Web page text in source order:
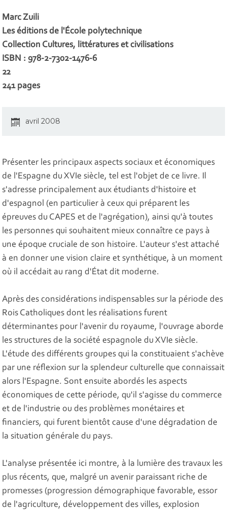
Marc Zuili
Les éditions de l'École polytechnique
Collection Cultures, littératures et civilisations
ISBN : 978-2-7302-1476-6
22 
241 pages
avril 2008
Présenter les principaux aspects sociaux et économiques
de l'Espagne du XVIe siècle, tel est l'objet de ce livre. Il
s'adresse principalement aux étudiants d'histoire et
d'espagnol (en particulier à ceux qui préparent les
épreuves du CAPES et de l'agrégation), ainsi qu'à toutes
les personnes qui souhaitent mieux connaître ce pays à
une époque cruciale de son histoire. L'auteur s'est attaché
à en donner une vision claire et synthétique, à un moment
où il accédait au rang d'État dit moderne.
Après des considérations indispensables sur la période des
Rois Catholiques dont les réalisations furent
déterminantes pour l'avenir du royaume, l'ouvrage aborde
les structures de la société espagnole du XVIe siècle.
L'étude des différents groupes qui la constituaient s'achève
par une réflexion sur la splendeur culturelle que connaissait
alors l'Espagne. Sont ensuite abordés les aspects
économiques de cette période, qu'il s'agisse du commerce
et de l'industrie ou des problèmes monétaires et
financiers, qui furent bientôt cause d'une dégradation de
la situation générale du pays.
L'analyse présentée ici montre, à la lumière des travaux les
plus récents, que, malgré un avenir paraissant riche de
promesses (progression démographique favorable, essor
de l'agriculture, développement des villes, explosion